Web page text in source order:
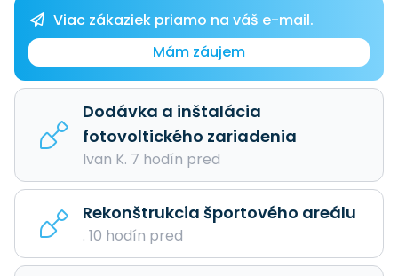
Viac zákaziek priamo na váš e-mail.
Mám záujem
Dodávka a inštalácia
fotovoltického zariadenia
Ivan K. 7 hodín pred
Rekonštrukcia športového areálu
. 10 hodín pred